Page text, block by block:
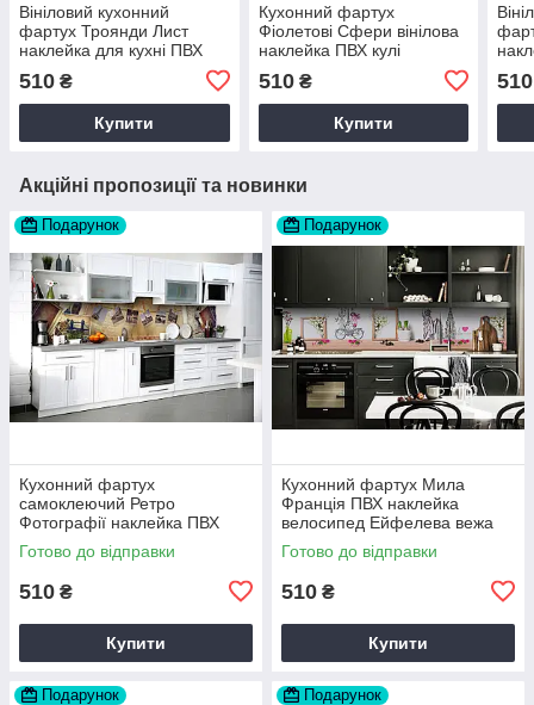
Вініловий кухонний
фартух Троянди Лист
наклейка для кухні ПВХ
Квіти Абстракція Бежевий
Happy Pocket Z181488
510 ₴
Купити
Кухонний фартух
Фіолетові Сфери вінілова
наклейка ПВХ кулі
Happy Pocket Z180732
510₴
Купити
510
Акційні пропозиції та новинки
Подарунок
Кухонний фартух
самоклеючий Ретро
Фотографії наклейка ПВХ
Вінтаж бежевий 60х200 см
Happy Pocket Z180316
Готово до відправки
510 ₴
Купити
Подарунок
Кухонний фартух Мила
Франція ПВХ наклейка
велосипед Ейфелева вежа
Бежевий 60х200 см Happy
Pocket Z180806
Готово до відправки
510 ₴
Купити
Подарунок Подарунок